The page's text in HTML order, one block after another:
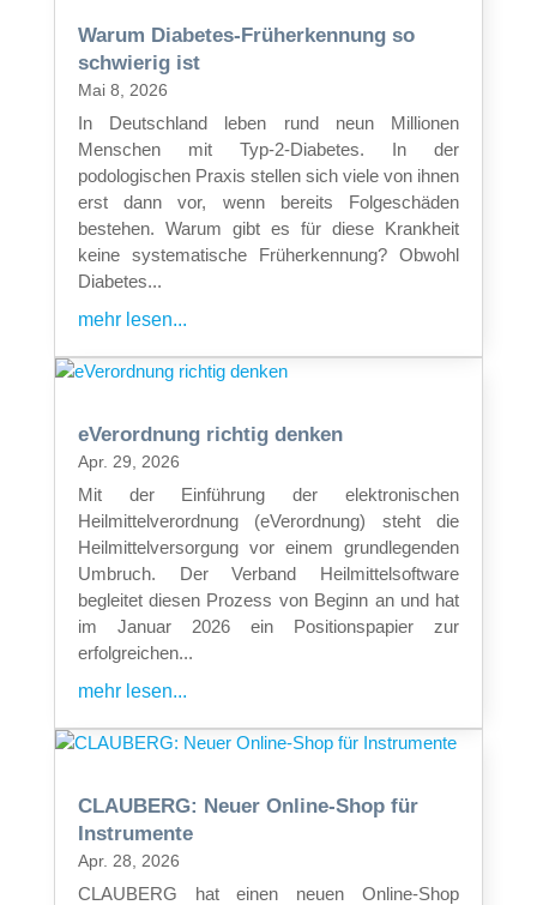
Warum Diabetes-Früherkennung so
schwierig ist
Mai 8, 2026
In Deutschland leben rund neun Millionen
Menschen mit Typ-2-Diabetes. In der
podologischen Praxis stellen sich viele von ihnen
erst dann vor, wenn bereits Folgeschäden
bestehen. Warum gibt es für diese Krankheit
keine systematische Früherkennung? Obwohl
Diabetes...
mehr lesen...
eVerordnung richtig denken
Apr. 29, 2026
Mit der Einführung der elektronischen
Heilmittelverordnung (eVerordnung) steht die
Heilmittelversorgung vor einem grundlegenden
Umbruch. Der Verband Heilmittelsoftware
begleitet diesen Prozess von Beginn an und hat
im Januar 2026 ein Positionspapier zur
erfolgreichen...
mehr lesen...
CLAUBERG: Neuer Online-Shop für
Instrumente
Apr. 28, 2026
CLAUBERG hat einen neuen Online-Shop